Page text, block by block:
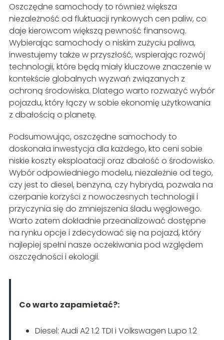
Oszczędne samochody to również większa
niezależność od fluktuacji rynkowych cen paliw, co
daje kierowcom większą pewność finansową.
Wybierając samochody o niskim zużyciu paliwa,
inwestujemy także w przyszłość, wspierając rozwój
technologii, które będą miały kluczowe znaczenie w
kontekście globalnych wyzwań związanych z
ochroną środowiska. Dlatego warto rozważyć wybór
pojazdu, który łączy w sobie ekonomię użytkowania
z dbałością o planetę.
Podsumowując, oszczędne samochody to
doskonała inwestycja dla każdego, kto ceni sobie
niskie koszty eksploatacji oraz dbałość o środowisko.
Wybór odpowiedniego modelu, niezależnie od tego,
czy jest to diesel, benzyna, czy hybryda, pozwala na
czerpanie korzyści z nowoczesnych technologii i
przyczynia się do zmniejszenia śladu węglowego.
Warto zatem dokładnie przeanalizować dostępne
na rynku opcje i zdecydować się na pojazd, który
najlepiej spełni nasze oczekiwania pod względem
oszczędności i ekologii.
Co warto zapamietać?:
Diesel: Audi A2 1.2 TDI i Volkswagen Lupo 1.2